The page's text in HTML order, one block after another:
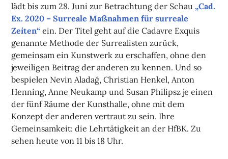
lädt bis zum 28. Juni zur Betrachtung der Schau„Cad.
Ex. 2020 – Surreale Maßnahmen für surreale
Zeiten“ ein. Der Titel geht auf die Cadavre Exquis
genannte Methode der Surrealisten zurück,
gemeinsam ein Kunstwerk zu erschaffen, ohne den
jeweiligen Beitrag der anderen zu kennen. Und so
bespielen Nevin Aladağ, Christian Henkel, Anton
Henning, Anne Neukamp und Susan Philipsz je einen
der fünf Räume der Kunsthalle, ohne mit dem
Konzept der anderen vertraut zu sein. Ihre
Gemeinsamkeit: die Lehrtätigkeit an der HfBK. Zu
sehen heute von 11 bis 18 Uhr.